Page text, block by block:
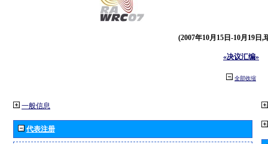
(2007年10月15日-10月19日,
«决议汇编»
全部收缩
一般信息
代表注册